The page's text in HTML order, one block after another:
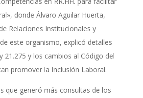
donde Álvaro Aguilar Huerta,
Relaciones Institucionales y
este organismo, explicó detalles
21.275 y los cambios al Código del
promover la Inclusión Laboral.
que generó más consultas de los